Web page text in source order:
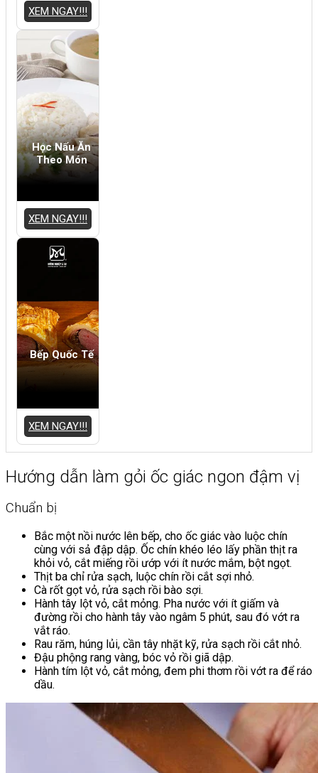
XEM NGAY!!!
Học Nấu Ăn
Theo Món
XEM NGAY!!!
Bếp Quốc Tế
XEM NGAY!!!
Hướng dẫn làm gỏi ốc giác ngon đậm vị
Chuẩn bị
Bắc một nồi nước lên bếp, cho ốc giác vào luộc chín
cùng với sả đập dập. Ốc chín khéo léo lấy phần thịt ra
khỏi vỏ, cắt miếng rồi ướp với ít nước mắm, bột ngọt.
Thịt ba chỉ rửa sạch, luộc chín rồi cắt sợi nhỏ.
Cà rốt gọt vỏ, rửa sạch rồi bào sợi.
Hành tây lột vỏ, cắt mỏng. Pha nước với ít giấm và
đường rồi cho hành tây vào ngâm 5 phút, sau đó vớt ra
vắt ráo.
Rau răm, húng lủi, cần tây nhặt kỹ, rửa sạch rồi cắt nhỏ.
Đậu phộng rang vàng, bóc vỏ rồi giã dập.
Hành tím lột vỏ, cắt mỏng, đem phi thơm rồi vớt ra để ráo
dầu.